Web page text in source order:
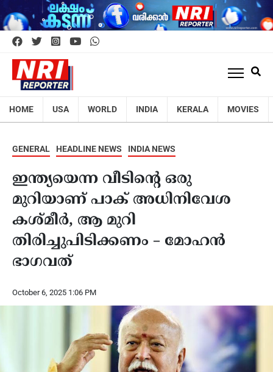
HOME USA WORLD INDIA KERALA MOVIES
GENERAL HEADLINE NEWS INDIA NEWS
ഇന്ത്യയെന്ന വീടിന്റെ ഒരു
മുറിയാണ് പാക് അധിനിവേശ
കശ്മീര്‍, ആ മുറി
തിരിച്ചുപിടിക്കണം – മോഹന്‍
ഭാഗവത്
October 6, 2025 1:06 PM